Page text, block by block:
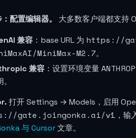
配置编辑器。
大多数客户端都支持
兼容 ：base URL 为 https://
MiniMax-M2.7。
兼容 ：设置环境变量
打开 Settings → Models，启用
gate.joingonka.ai/v1 ，输
与 Cursor文章。